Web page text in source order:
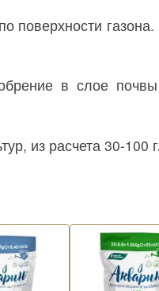
в слое
из расчета 30-100